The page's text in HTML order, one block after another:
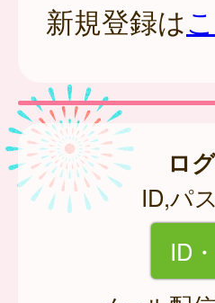
新規登録は
ロ
ID,パ
ID